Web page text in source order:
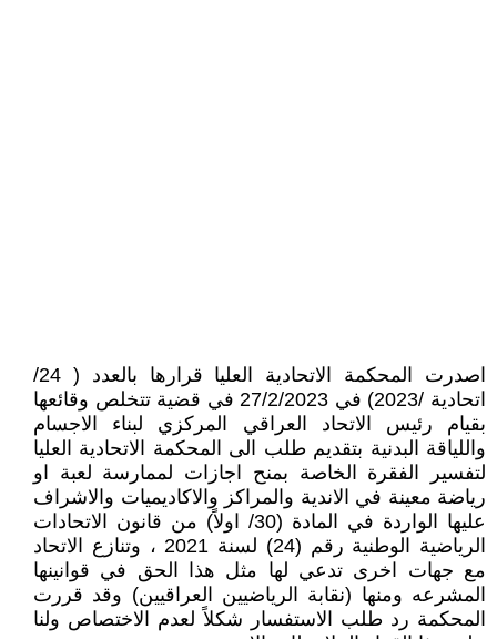
اصدرت المحكمة الاتحادية العليا قرارها بالعدد ( 24/
اتحادية /2023) في 27/2/2023 في قضية تتخلص وقائعها
بقيام رئيس الاتحاد العراقي المركزي لبناء الاجسام
واللياقة البدنية بتقديم طلب الى المحكمة الاتحادية العليا
لتفسير الفقرة الخاصة بمنح اجازات لممارسة لعبة او
رياضة معينة في الاندية والمراكز والاكاديميات والاشراف
عليها الواردة في المادة (30/ اولاً) من قانون الاتحادات
الرياضية الوطنية رقم (24) لسنة 2021 ، وتنازع الاتحاد
مع جهات اخرى تدعي لها مثل هذا الحق في قوانينها
المشرعه ومنها (نقابة الرياضيين العراقيين) وقد قررت
المحكمة رد طلب الاستفسار شكلاً لعدم الاختصاص ولنا